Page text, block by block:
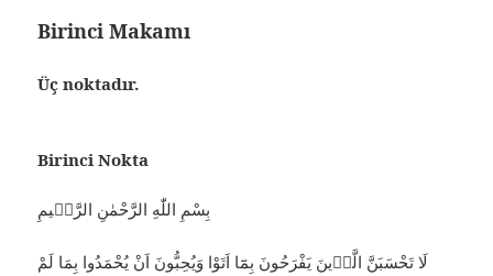
Birinci Makamı
Üç noktadır.
Birinci Nokta
بِسْمِ اللّٰهِ الرَّحْمٰنِ الرَّحٖيمِ
لَا تَحْسَبَنَّ الَّذٖينَ يَفْرَحُونَ بِمَٓا اَتَوْا وَيُحِبُّونَ اَنْ يُحْمَدُوا بِمَا لَمْ